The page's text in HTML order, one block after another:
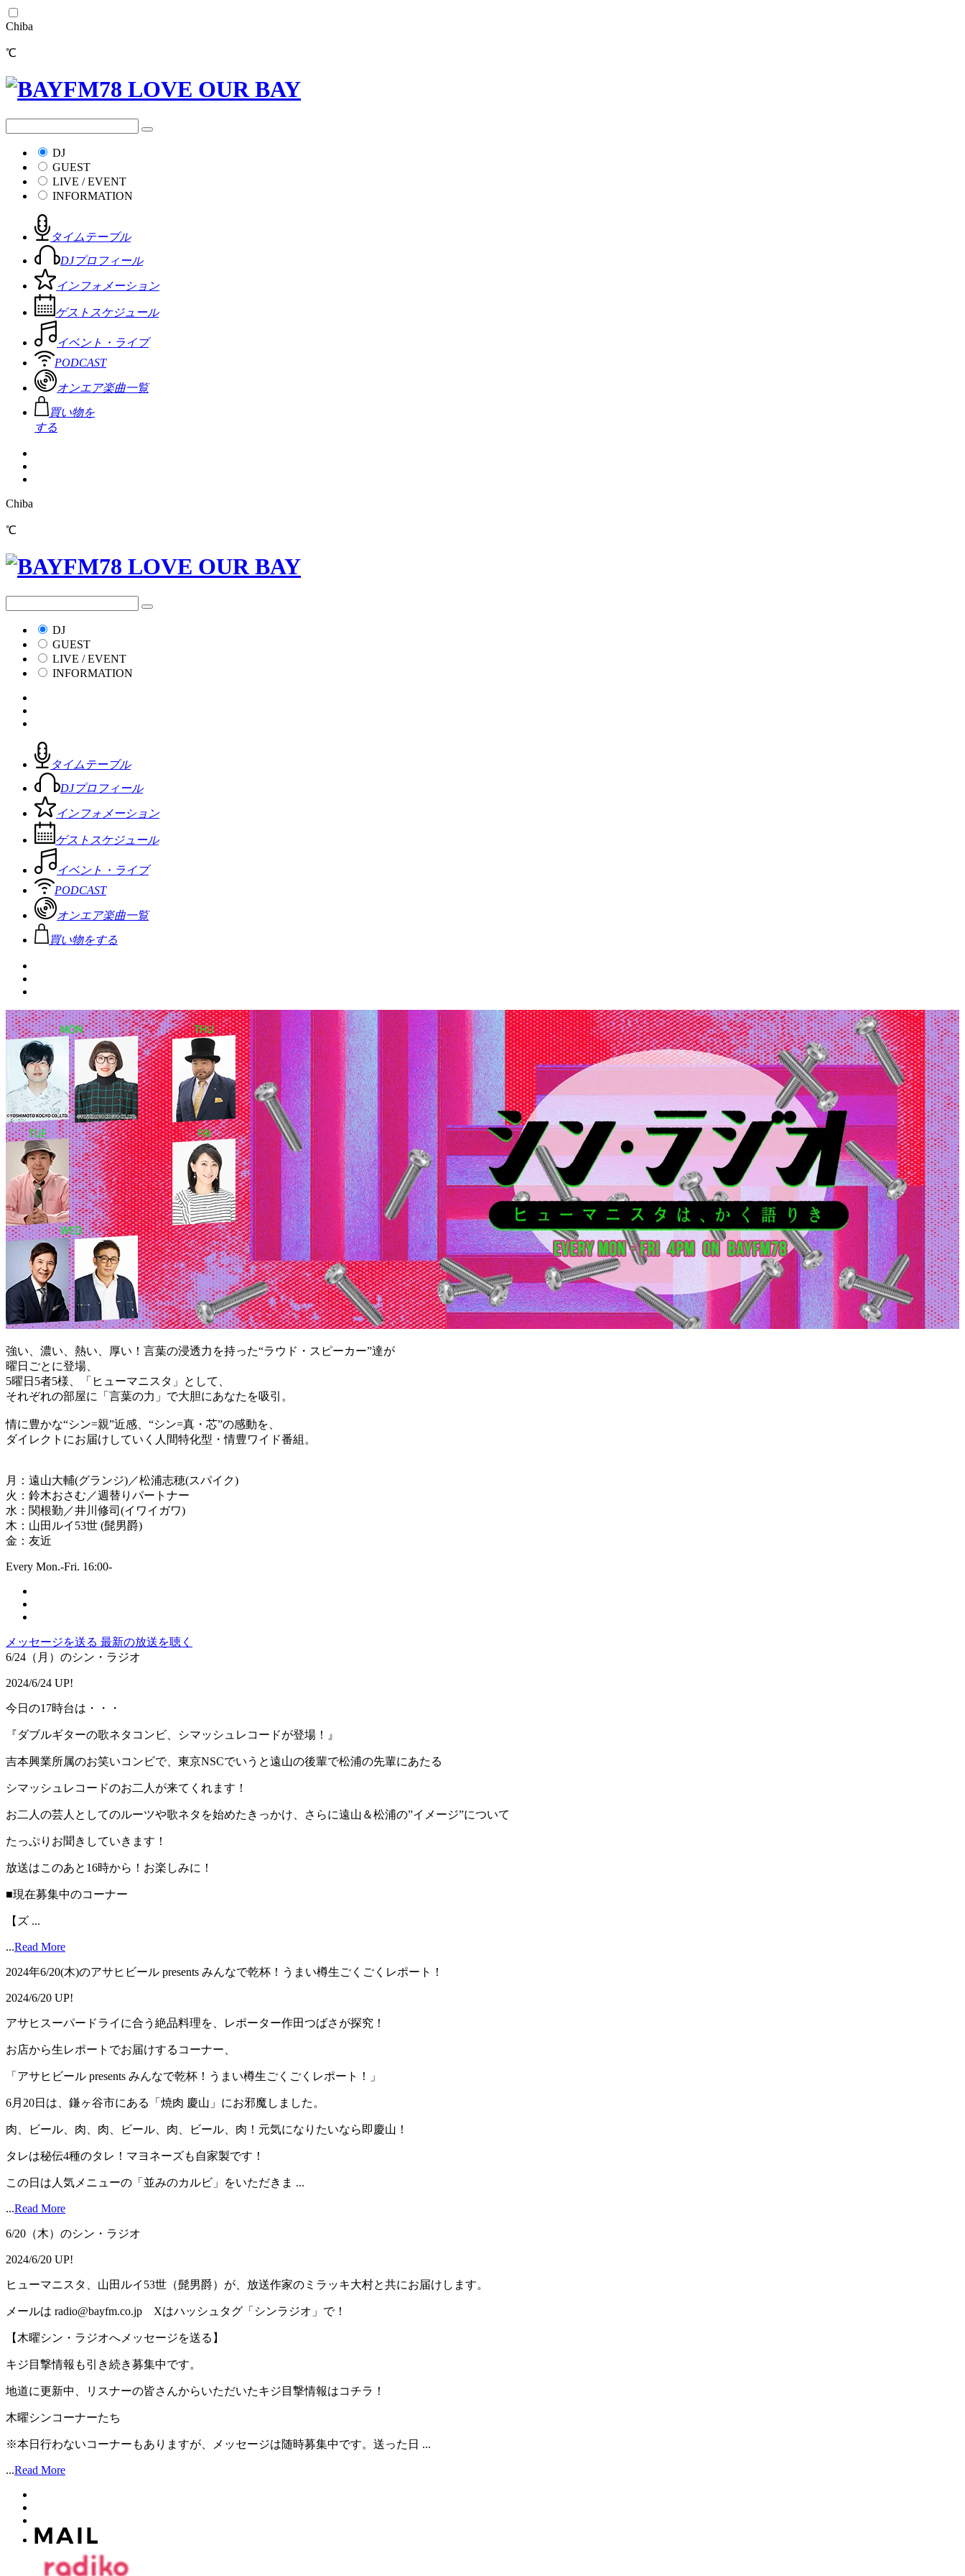
Chiba
℃
DJ
GUEST
LIVE / EVENT
INFORMATION
タイムテーブル
DJプロフィール
インフォメーション
ゲストスケジュール
イベント・ライブ
PODCAST
オンエア楽曲一覧
買い物を
する
Chiba
℃
DJ
GUEST
LIVE / EVENT
INFORMATION
タイムテーブル
DJプロフィール
インフォメーション
ゲストスケジュール
イベント・ライブ
PODCAST
オンエア楽曲一覧
買い物をする
強い、濃い、熱い、厚い！言葉の浸透力を持った“ラウド・スピーカー”達が
曜日ごとに登場、
5曜日5者5様、「ヒューマニスタ」として、
それぞれの部屋に「言葉の力」で大胆にあなたを吸引。
情に豊かな“シン=親”近感、“シン=真・芯”の感動を、
ダイレクトにお届けしていく人間特化型・情豊ワイド番組。
月：遠山大輔(グランジ)／松浦志穂(スパイク)
火：鈴木おさむ／週替りパートナー
水：関根勤／井川修司(イワイガワ)
木：山田ルイ53世 (髭男爵)
金：友近
Every Mon.-Fri. 16:00-
メッセージを送る 最新の放送を聴く
6/24（月）のシン・ラジオ
2024/6/24 UP!
今日の17時台は・・・
『ダブルギターの歌ネタコンビ、シマッシュレコードが登場！』
吉本興業所属のお笑いコンビで、東京NSCでいうと遠山の後輩で松浦の先輩にあたる
シマッシュレコードのお二人が来てくれます！
お二人の芸人としてのルーツや歌ネタを始めたきっかけ、さらに遠山＆松浦の”イメージ”について
たっぷりお聞きしていきます！
放送はこのあと16時から！お楽しみに！
■現在募集中のコーナー
【ズ ...
...Read More
2024年6/20(木)のアサヒビール presents みんなで乾杯！うまい樽生ごくごくレポート！
2024/6/20 UP!
アサヒスーパードライに合う絶品料理を、レポーター作田つばさが探究！
お店から生レポートでお届けするコーナー、
「アサヒビール presents みんなで乾杯！うまい樽生ごくごくレポート！」
6月20日は、鎌ヶ谷市にある「焼肉 慶山」にお邪魔しました。
肉、ビール、肉、肉、ビール、肉、ビール、肉！元気になりたいなら即慶山！
タレは秘伝4種のタレ！マヨネーズも自家製です！
この日は人気メニューの「並みのカルビ」をいただきま ...
...Read More
6/20（木）のシン・ラジオ
2024/6/20 UP!
ヒューマニスタ、山田ルイ53世（髭男爵）が、放送作家のミラッキ大村と共にお届けします。
メールは radio@bayfm.co.jp Xはハッシュタグ「シンラジオ」で！
【木曜シン・ラジオへメッセージを送る】
キジ目撃情報も引き続き募集中です。
地道に更新中、リスナーの皆さんからいただいたキジ目撃情報はコチラ！
木曜シンコーナーたち
※本日行わないコーナーもありますが、メッセージは随時募集中です。送った日 ...
...Read More